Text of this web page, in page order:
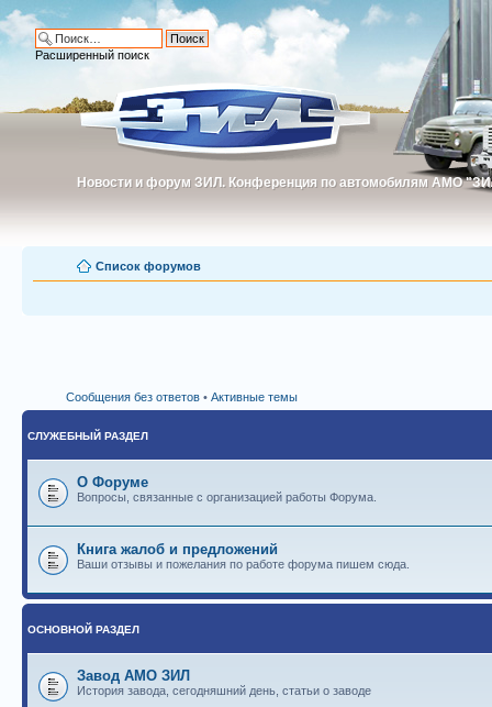
Новости и форум ЗИЛ. Конференция по автомобилям АМО
Новости и форум ЗИЛ. Конференция по автомобилям АМО
Расширенный поиск
Список форумов
Сообщения без ответов • Активные темы
СЛУЖЕБНЫЙ РАЗДЕЛ
О Форуме
Вопросы, связанные с организацией работы Форума.
Книга жалоб и предложений
Ваши отзывы и пожелания по работе форума пишем сюда.
ОСНОВНОЙ РАЗДЕЛ
Завод АМО ЗИЛ
История завода, сегодняшний день, статьи о заводе